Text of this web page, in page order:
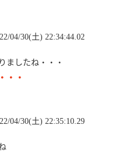
04/30(土) 22:34:44.02
ましたね・・・
・・
04/30(土) 22:35:10.29